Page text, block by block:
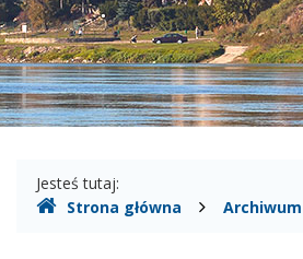
Gdzie
jesteśmy
Jesteś tutaj:
Strona główna